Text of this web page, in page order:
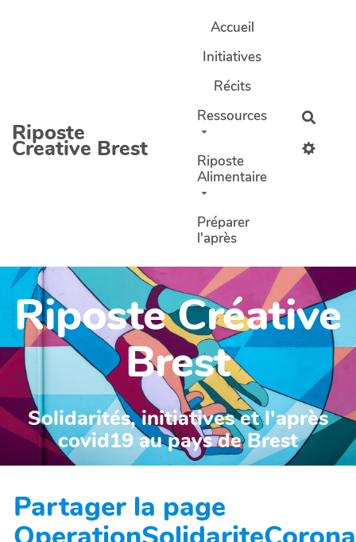
Riposte
Creative Brest
Accueil
Initiatives
Récits
Ressources
Riposte
Alimentaire
Préparer
l'après
Riposte Créative
Brest
Solidarités, initiatives et l'après
covid19 au pays de Brest
Partager la page